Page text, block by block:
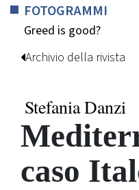
FOTOGRAMMI
Greed is good?
Archivio della rivista
Stefania Danzi
caso